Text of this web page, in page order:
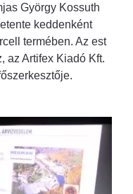
György Kossuth
keddenként
termében. Az est
az Artifex Kiadó Kft.